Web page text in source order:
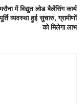
में विद्युत लोड बैलेंसिंग कार्य
व्यवस्था हुई सुचारु, ग्रामीणों
को मिलेगा लाभ